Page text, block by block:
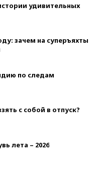
удивительных
зачем на суперъяхты
по следам
с собой в отпуск?
лета – 2026